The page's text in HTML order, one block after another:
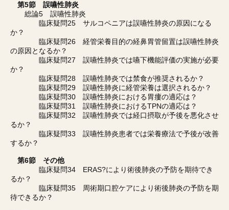
第5節 誤嚥性肺炎
総論5 誤嚥性肺炎
臨床疑問25 サルコペニアは誤嚥性肺炎の原因になる
か？
臨床疑問26 経管栄養目的の経鼻胃管留置は誤嚥性肺炎
の原因となるか？
臨床疑問27 誤嚥性肺炎では嚥下機能評価の実施が必要
か？
臨床疑問28 誤嚥性肺炎では禁食が推奨されるか？
臨床疑問29 誤嚥性肺炎に経管栄養は選択されるか？
臨床疑問30 誤嚥性肺炎における胃瘻の適応は？
臨床疑問31 誤嚥性肺炎におけるTPNの適応は？
臨床疑問32 誤嚥性肺炎では経口摂取が予後を悪化させ
るか？
臨床疑問33 誤嚥性肺炎患者では栄養療法で予後が改善
するか？
第6節 その他
臨床疑問34 ERAS?により術後肺炎の予防を期待でき
るか？
臨床疑問35 周術期口腔ケアにより術後肺炎の予防を期
待できるか？